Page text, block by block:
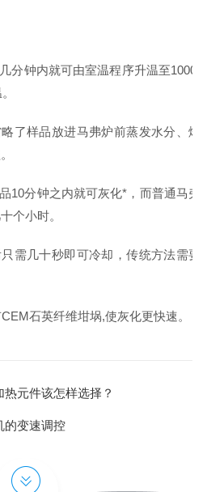
分钟内就可由室温程序升温至1000-
了样品放进马弗炉前蒸发水分、燃
10分钟之内就可灰化*，而普通马弗
个小时。
需几十秒即可冷却，传统方法需要
石英纤维坩埚,使灰化更快速。
元件该怎样选择？
的变速调控